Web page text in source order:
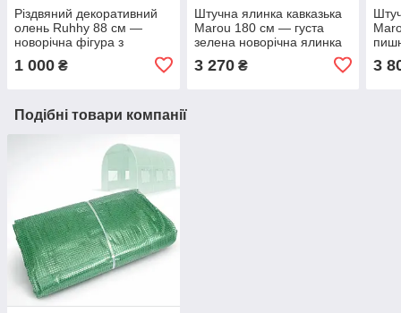
Різдвяний декоративний
олень Ruhhy 88 см —
новорічна фігура з
телескопічними ніжками
1 000 ₴
Штучна ялинка кавказька
Marou 180 см — густа
зелена новорічна ялинка
3 270₴ 3
Подібні товари компанії